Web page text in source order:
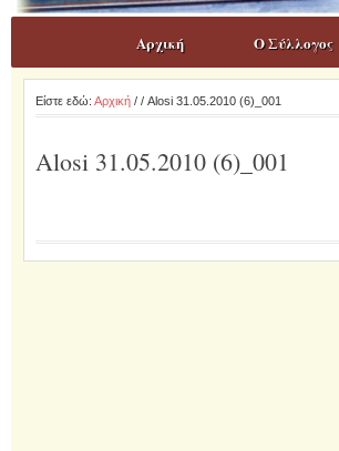
Αρχική Ο Σύλλογος
Είστε εδώ: Αρχική/ / Alosi 31.05.2010 (6)_001
Alosi 31.05.2010 (6)_001